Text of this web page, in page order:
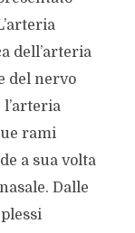
dell’arteria
del nervo
rami
a sua volta
Dalle